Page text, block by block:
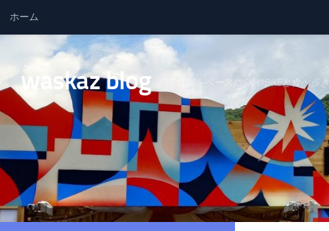
コンテンツへスキップ
ホーム
waskaz blog 南魚沼をベースにSKIやBIKEと食べ歩き